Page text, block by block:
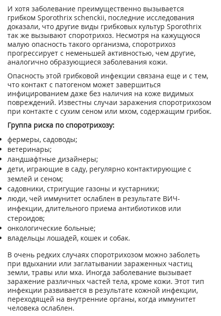
И хотя заболевание преимущественно вызывается
грибком Sporothrix schenckii, последние исследования
доказали, что другие виды грибковых культур Sporothrix
так же вызывают споротрихоз. Несмотря на кажущуюся
малую опасность такого организма, споротрихоз
прогрессирует с неменьшей активностью, чем другие,
аналогично образующиеся заболевания кожи.
Опасность этой грибковой инфекции связана еще и с тем,
что контакт с патогеном может завершиться
инфицированием даже без наличия на коже видимых
повреждений. Известны случаи заражения споротрихозом
при контакте с сухим сеном или мхом, содержащим грибок.
Группа риска по споротрихозу:
фермеры, садоводы;
ветеринары;
ландшафтные дизайнеры;
дети, играющие в саду, регулярно контактирующие с
землей и сеном;
садовники, стригущие газоны и кустарники;
люди, чей иммунитет ослаблен в результате ВИЧ-
инфекции, длительного приема антибиотиков или
стероидов;
онкологические больные;
владельцы лошадей, кошек и собак.
В очень редких случаях споротрихозом можно заболеть
при вдыхании или заглатывании зараженных частиц
земли, травы или мха. Иногда заболевание вызывает
заражение различных частей тела, кроме кожи. Этот тип
инфекции развивается в результате кожной инфекции,
переходящей на внутренние органы, когда иммунитет
человека ослаблен.